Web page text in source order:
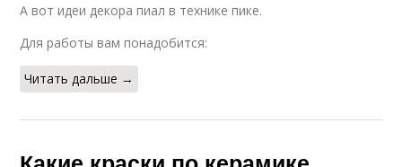
А вот идеи декора пиал в технике пике.
Для работы вам понадобится:
Читать дальше →